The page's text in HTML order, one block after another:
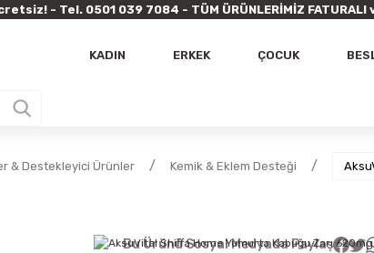
- Tel. 0501 039 7084 - TÜM ÜRÜNLERİMİZ FATURALI
KADIN ERKEK ÇOCUK
& Destekleyici Ürünler Kemik & Eklem Desteği
Bu Ürünü Sosyal Medyada Paylaş